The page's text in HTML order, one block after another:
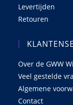
Levertijden
Retouren
Over de GWW
Veel gestelde
Algemene
Contact